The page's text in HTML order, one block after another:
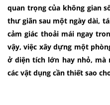
quan trọng của không gian
thư giãn sau một ngày dài,
cảm giác thoải mái ngay
vậy, việc xây dựng một
ở diện tích lớn hay nhỏ, mà
các vật dụng cần thiết sao